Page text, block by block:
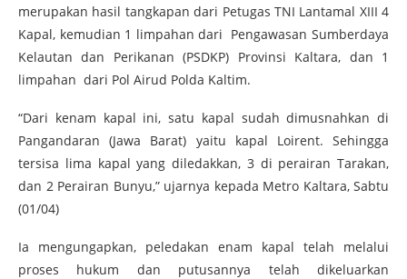
merupakan hasil tangkapan dari Petugas TNI Lantamal XIII 4
Kapal, kemudian 1 limpahan dari Pengawasan Sumberdaya
Kelautan dan Perikanan (PSDKP) Provinsi Kaltara, dan 1
limpahan dari Pol Airud Polda Kaltim.
“Dari kenam kapal ini, satu kapal sudah dimusnahkan di
Pangandaran (Jawa Barat) yaitu kapal Loirent. Sehingga
tersisa lima kapal yang diledakkan, 3 di perairan Tarakan,
dan 2 Perairan Bunyu,” ujarnya kepada Metro Kaltara, Sabtu
(01/04)
Ia mengungapkan, peledakan enam kapal telah melalui
proses hukum dan putusannya telah dikeluarkan